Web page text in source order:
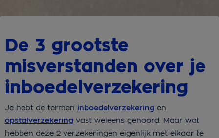
De 3 grootste
misverstanden over je
inboedelverzekering
Je hebt de termen inboedelverzekering en
opstalverzekering vast weleens gehoord. Maar wat
hebben deze 2 verzekeringen eigenlijk met elkaar te